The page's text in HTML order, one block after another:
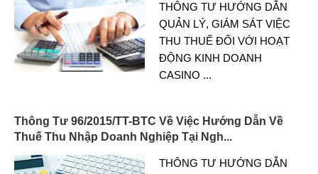
THÔNG TƯ HƯỚNG DẪN
QUẢN LÝ, GIÁM SÁT VIỆC
THU THUẾ ĐỐI VỚI HOẠT
ĐỘNG KINH DOANH
CASINO ...
Thông Tư 96/2015/TT-BTC Về Việc Hướng Dẫn Về
Thuế Thu Nhập Doanh Nghiệp Tại Ngh...
THÔNG TƯ HƯỚNG DẪN